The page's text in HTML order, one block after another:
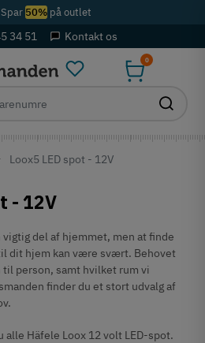
Spar 50%på outlet
34 51 Kontakt os
0
Loox5 LED spot - 12V
- 12V
del af hjemmet, men at finde
dit hjem kan være svært. Behovet
person, samt hvilket rum vi
finder du et stort udvalg af
alle Häfele Loox 12 volt LED-spot.